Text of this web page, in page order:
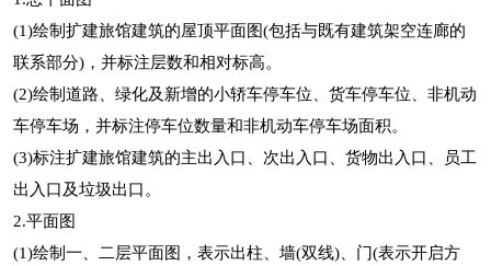
(1)绘制扩建旅馆建筑的屋顶平面图(包括与既有建筑架空连廊的
联系部分)，并标注层数和相对标高。
(2)绘制道路、绿化及新增的小轿车停车位、货车停车位、非机动
车停车场，并标注停车位数量和非机动车停车场面积。
(3)标注扩建旅馆建筑的主出入口、次出入口、货物出入口、员工
出入口及垃圾出口。
2.平面图
(1)绘制一、二层平面图，表示出柱、墙(双线)、门(表示开启方